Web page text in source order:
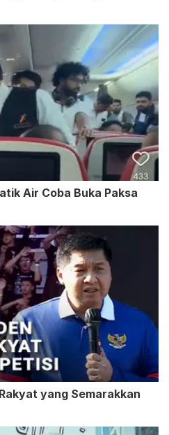
Air Coba Buka Paksa
yang Semarakkan